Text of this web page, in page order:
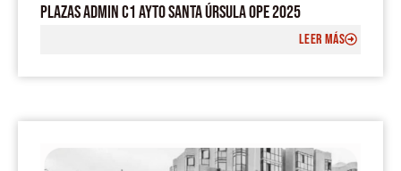
PLAZAS ADMIN C1 AYTO SANTA ÚRSULA OPE 2025
LEER MÁS